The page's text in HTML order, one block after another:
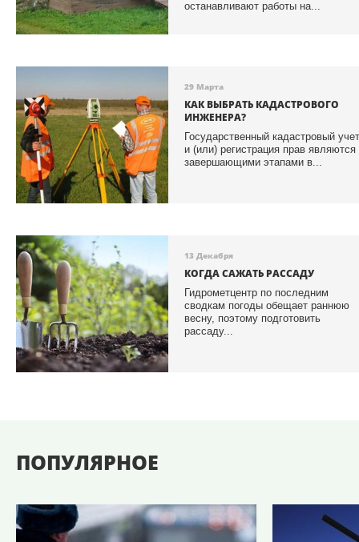
останавливают работы на...
29 Марта
КАК ВЫБРАТЬ КАДАСТРОВОГО
ИНЖЕНЕРА?
Государственный кадастровый учет
и (или) регистрация прав являются
завершающими этапами в...
13 Декабря
КОГДА САЖАТЬ РАССАДУ
Гидрометцентр по последним
сводкам погоды обещает раннюю
весну, поэтому подготовить
рассаду...
ПОПУЛЯРНОЕ